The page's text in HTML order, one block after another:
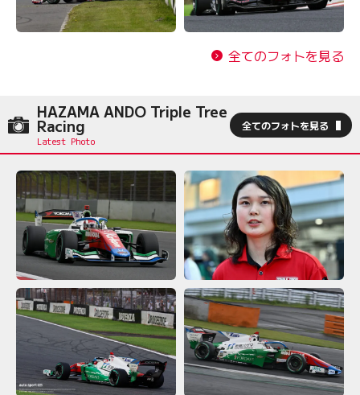
全てのフォトを見る
HAZAMA ANDO Triple Tree
Racing 全てのフォトを見る